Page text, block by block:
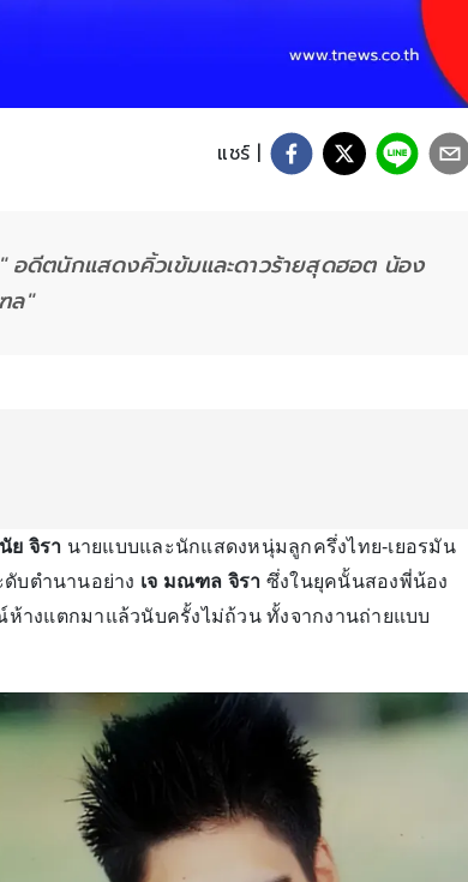
แชร์ |
อดีตนักแสดงคิ้วเข้มและดาวร้ายสุดฮอต น้อง
ล"
ย จิรา นายแบบและนักแสดงหนุ่มลูกครึ่งไทย-เยอรมัน
บตำนานอย่าง เจ มณฑล จิรา ซึ่งในยุคนั้นสองพี่น้อง
างแตกมาแล้วนับครั้งไม่ถ้วน ทั้งจากงานถ่ายแบบ